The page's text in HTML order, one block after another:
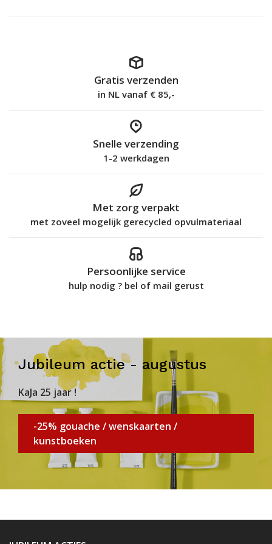
Gratis verzenden
in NL vanaf € 85,-
Snelle verzending
1-2 werkdagen
Met zorg verpakt
met zoveel mogelijk gerecycled opvulmateriaal
Persoonlijke service
hulp nodig ? bel of mail gerust
Jubileum actie - augustus
KaJa 25 jaar !
-25% gouache / wenskaarten /
kunstboeken